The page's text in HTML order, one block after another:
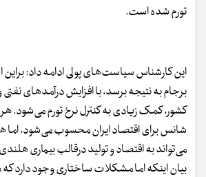
تورم شده است.
این کارشناس سیاست‌های پولی ادامه داد:
برجام به نتیجه برسد، با افزایش درآمدهای نفتی
کشور، کمک زیادی به کنترل نرخ تورم می‌شود.
شانس برای اقتصاد ایران محسوب می‌شود، اما
می‌تواند به اقتصاد و تولید درقالب بیماری
بیان اینکه اما مشکلات ساختاری وجود دارد